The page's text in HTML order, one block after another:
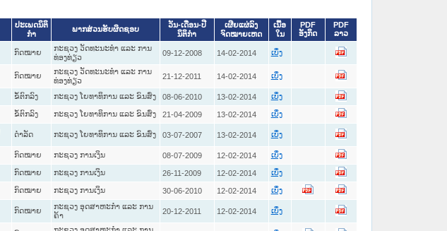
ປະເພດນິຕິ
ກຳ
ພາກສ່ວນຮັບຜິດຊອບ
ວັນ-ເດືອນ-ປີ
ນິຕິກໍາ
ເຜີຍແຜ່ລົງ
ຈົດໝາຍເຫດ
ເນື້ອ
ໃນ
PDF
ອັງກິດ
PDF
ລາວ
ກົດໝາຍ
ກະຊວງ ວັດທະນະທຳ ແລະ ການ
ທ່ອງທ່ຽວ
09-12-2008 14-02-2014 ເບິ່ງ
ກົດໝາຍ
ກະຊວງ ວັດທະນະທຳ ແລະ ການ
ທ່ອງທ່ຽວ
21-12-2011 14-02-2014 ເບິ່ງ
ຂໍ້ຕົກລົງ ກະຊວງ ໂຍທາທິການ ແລະ ຂົນສົ່ງ 08-06-2010 13-02-2014 ເບິ່ງ
ຂໍ້ຕົກລົງ ກະຊວງ ໂຍທາທິການ ແລະ ຂົນສົ່ງ 21-04-2009 13-02-2014 ເບິ່ງ
ດໍາລັດ ກະຊວງ ໂຍທາທິການ ແລະ ຂົນສົ່ງ 03-07-2007 13-02-2014 ເບິ່ງ
ກົດໝາຍ ກະຊວງ ການເງິນ 08-07-2009 12-02-2014 ເບິ່ງ
ກົດໝາຍ ກະຊວງ ການເງິນ 26-11-2009 12-02-2014 ເບິ່ງ
ກົດໝາຍ ກະຊວງ ການເງິນ 30-06-2010 12-02-2014 ເບິ່ງ
ກົດໝາຍ
ກະຊວງ ອຸດສາຫະກຳ ແລະ ການ
ຄ້າ
20-12-2011 12-02-2014 ເບິ່ງ